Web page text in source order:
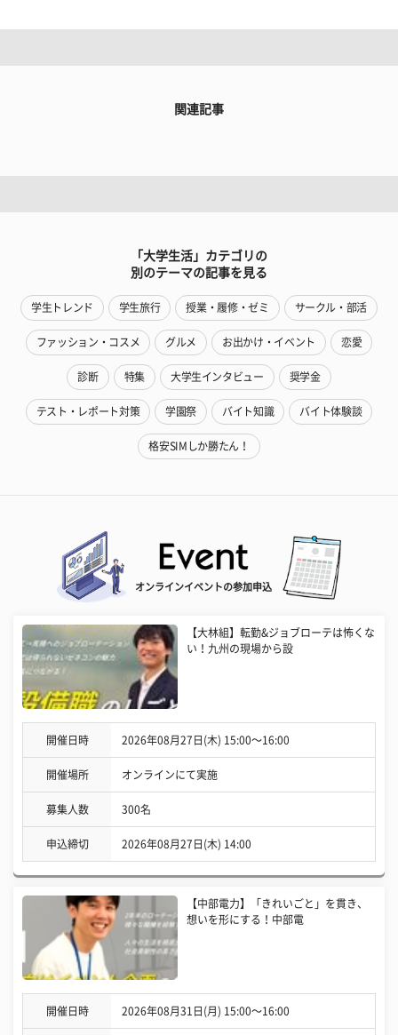
関連記事
「大学生活」カテゴリの
別のテーマの記事を見る
学生トレンド 学生旅行 授業・履修・ゼミ サークル・部活
ファッション・コスメ グルメ お出かけ・イベント 恋愛
診断 特集 大学生インタビュー 奨学金
テスト・レポート対策 学園祭 バイト知識 バイト体験談
格安SIMしか勝たん！
オンラインイベントの参加申込
【大林組】転勤&ジョブローテは怖くな
い！九州の現場から設
開催日時 2026年08月27日(木) 15:00〜16:00
開催場所 オンラインにて実施
募集人数 300名
申込締切 2026年08月27日(木) 14:00
【中部電力】「きれいごと」を貫き、
想いを形にする！中部電
開催日時 2026年08月31日(月) 15:00〜16:00